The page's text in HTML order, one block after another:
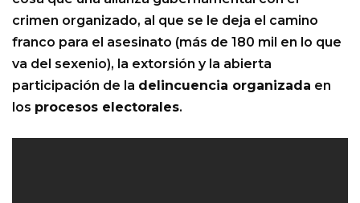
crimen organizado, al que se le deja el camino
franco para el asesinato (más de 180 mil en lo que
va del sexenio), la extorsión y la abierta
participación de la delincuencia organizada en
los procesos electorales.